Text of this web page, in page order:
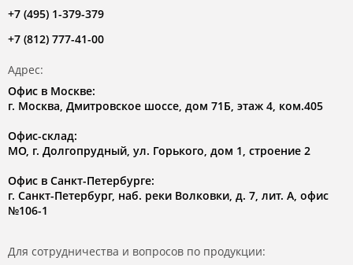
+7 (495) 1-379-379
+7 (812) 777-41-00
Адрес:
Офис в Москве:
г. Москва, Дмитровское шоссе, дом 71Б, этаж 4, ком.405
Офис-склад:
МО, г. Долгопрудный, ул. Горького, дом 1, строение 2
Офис в Санкт-Петербурге:
г. Санкт-Петербург, наб. реки Волковки, д. 7, лит. А, офис
№106-1
Для сотрудничества и вопросов по продукции: